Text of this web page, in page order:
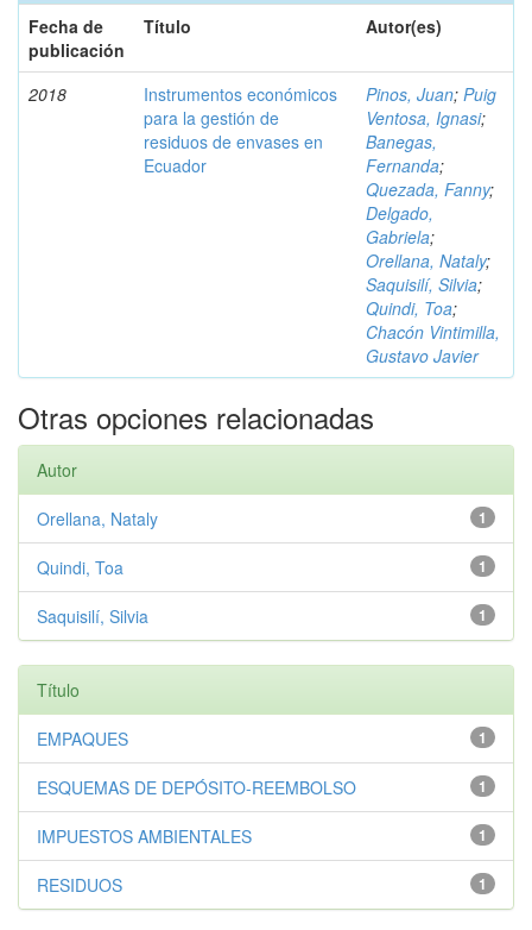
Fecha de
publicación
Título Autor(es)
2018
Instrumentos económicos
para la gestión de
residuos de envases en
Ecuador
Pinos, Juan; Puig
Ventosa, Ignasi;
Banegas,
Fernanda;
Quezada, Fanny;
Delgado,
Gabriela;
Orellana, Nataly;
Saquisilí, Silvia;
Quindi, Toa;
Chacón Vintimilla,
Gustavo Javier
Otras opciones relacionadas
Autor
1
Orellana, Nataly
1
Quindi, Toa
1
Saquisilí, Silvia
Título
1
EMPAQUES
1
ESQUEMAS DE DEPÓSITO-REEMBOLSO
1
IMPUESTOS AMBIENTALES
1
RESIDUOS